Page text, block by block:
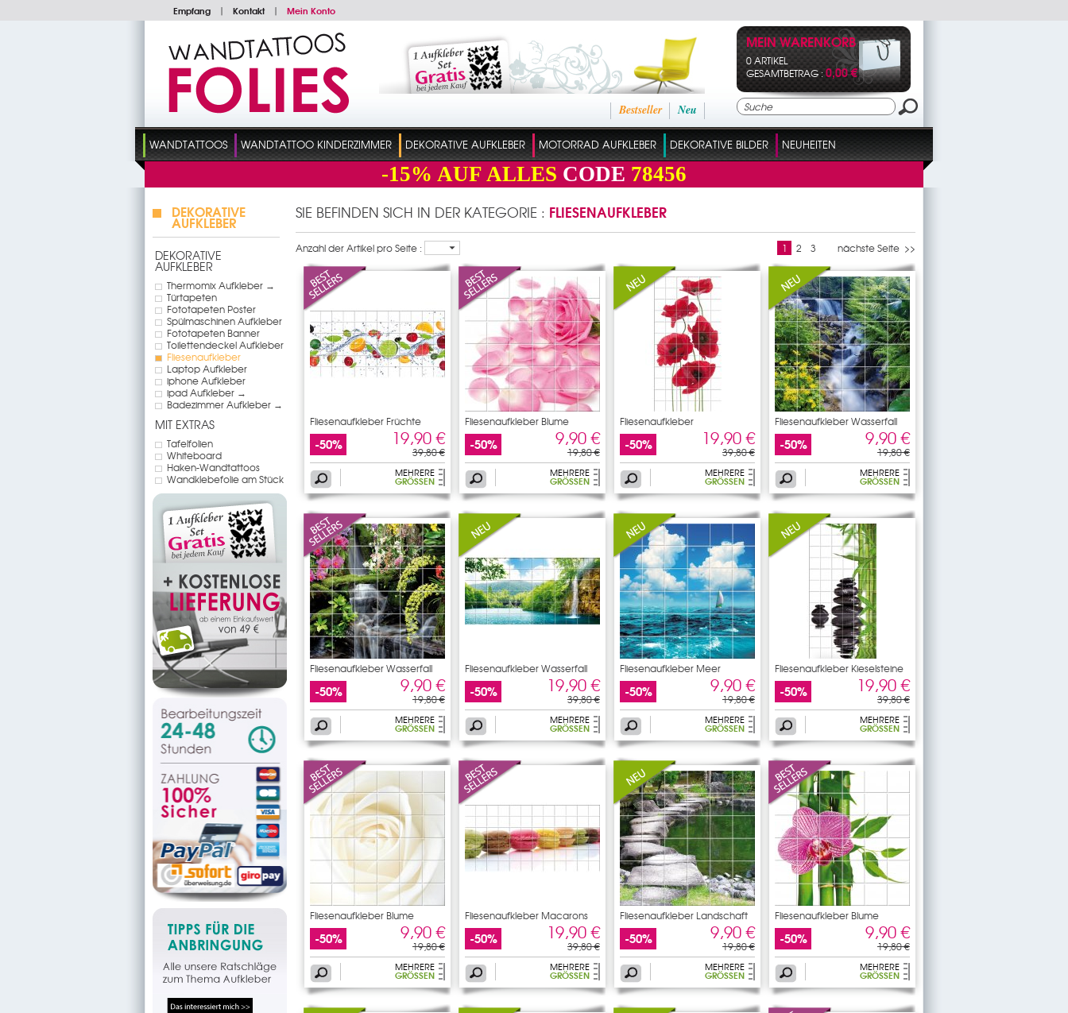
Empfang | Kontakt | Mein Konto
Neu
Bestseller
MEIN WARENKORB
0 ARTIKEL
GESAMTBETRAG :0,00 €
WANDTATTOOS WANDTATTOO KINDERZIMMER DEKORATIVE AUFKLEBER MOTORRAD AUFKLEBER DEKORATIVE BILDER NEUHEITEN
-15% AUF ALLES CODE 78456
DEKORATIVE
AUFKLEBER
DEKORATIVE
AUFKLEBER
Thermomix Aufkleber →
Türtapeten
Fototapeten Poster
Spülmaschinen Aufkleber
Fototapeten Banner
Toilettendeckel Aufkleber
Fliesenaufkleber
Laptop Aufkleber
iphone Aufkleber
ipad Aufkleber →
Badezimmer Aufkleber →
MIT EXTRAS
Tafelfolien
Whiteboard
Haken-Wandtattoos
Wandklebefolie am Stück
SIE BEFINDEN SICH IN DER KATEGORIE : FLIESENAUFKLEBER
Anzahl der Artikel pro Seite : 1 2 3 nächste Seite >>
Fliesenaufkleber Früchte
-50% 19,90 €
39,80 €
MEHRERE
GRÖSSEN
Fliesenaufkleber Blume
-50% 9,90 €
19,80 €
MEHRERE
GRÖSSEN
Fliesenaufkleber
Mohnblumen
-50% 19,90 €
39,80 €
MEHRERE
GRÖSSEN
Fliesenaufkleber Wasserfall
-50% 9,90 €
19,80 €
MEHRERE
GRÖSSEN
Fliesenaufkleber Wasserfall
-50% 9,90 €
19,80 €
MEHRERE
GRÖSSEN
Fliesenaufkleber Wasserfall
-50% 19,90 €
39,80 €
MEHRERE
GRÖSSEN
Fliesenaufkleber Meer
-50% 9,90 €
19,80 €
MEHRERE
GRÖSSEN
Fliesenaufkleber Kieselsteine
-50% 19,90 €
39,80 €
MEHRERE
GRÖSSEN
Fliesenaufkleber Blume
-50% 9,90 €
19,80 €
MEHRERE
GRÖSSEN
Fliesenaufkleber Macarons
-50% 19,90 €
39,80 €
MEHRERE
GRÖSSEN
Fliesenaufkleber Landschaft
-50% 9,90 €
19,80 €
MEHRERE
GRÖSSEN
Fliesenaufkleber Blume
-50% 9,90 €
19,80 €
MEHRERE
GRÖSSEN